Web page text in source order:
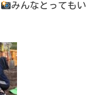
みんなとってもい